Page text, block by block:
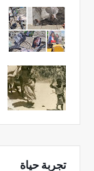
تجربة حياة